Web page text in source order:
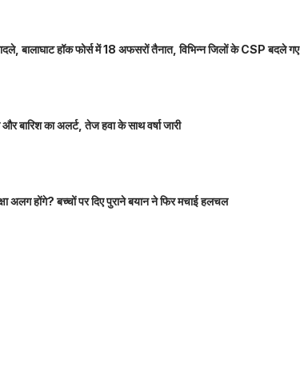
बालाघाट हॉक फोर्स में 18 अफसरों तैनात, विभिन्न जिलों के CSP बदले गए
बारिश का अलर्ट, तेज हवा के साथ वर्षा जारी
अलग होंगे? बच्चों पर दिए पुराने बयान ने फिर मचाई हलचल